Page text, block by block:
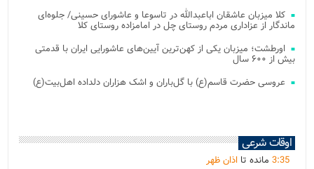
کلا میزبان عاشقان اباعبدالله در تاسوعا و عاشورای حسینی/ جلوه‌ای
ماندگار از عزاداری مردم روستای چل در امامزاده روستای کلا
اورطشت؛ میزبان یکی از کهن‌ترین آیین‌های عاشورایی ایران با قدمتی
بیش از ۶۰۰ سال
عروسی حضرت قاسم(ع) با گل‌باران و اشک هزاران دلداده اهل‌بیت(ع)
اوقات شرعی
3:35 مانده تااذان ظهر